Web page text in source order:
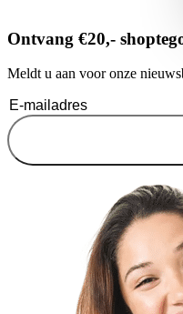
Ontvang €20,-
Meldt u aan voor onze